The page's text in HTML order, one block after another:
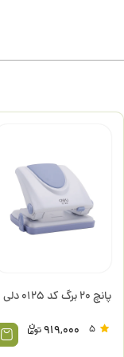
پانچ 20 برگ کد 0125 دلی
919,000